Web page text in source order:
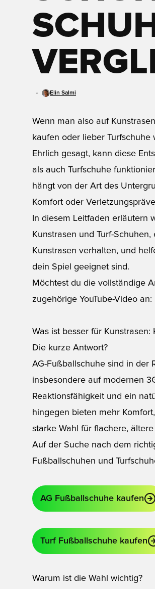
Elin Salmi
Wenn man also auf
kaufen oder lieber Turfschuhe
Ehrlich gesagt, kann diese
als auch Turfschuhe
hängt von der Art des
Komfort oder
In diesem Leitfaden erläutern
Kunstrasen und Turf-
Kunstrasen verhalten, und
dein Spiel geeignet sind.
Möchtest du die vollständige
zugehörige YouTube-Video an:
Was ist besser für
Die kurze Antwort?
AG-Fußballschuhe sind in der
insbesondere auf modernen
Reaktionsfähigkeit und ein
hingegen bieten mehr
starke Wahl für flachere,
Auf der Suche nach dem
Fußballschuhen und
AG Fußballschuhe kaufen
Turf Fußballschuhe kaufen
Warum ist die Wahl wichtig?